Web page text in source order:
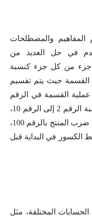
المفاهيم والمصطلحات
في حل العديد من
جزء من كل جزء كنسبة
القسمة حيث يتم تقسيم
القسمة في الرقم
100، على سبيل المثال عند حساب نسبة الرقم 2 إلى الرقم 10،
يتم قسمة الرقم 2 على الرقم 10 ويتم ضرب المنتج بالرقم 100،
ويمكن تبسيط الكسور في البداية قبل
المختلفة، مثل